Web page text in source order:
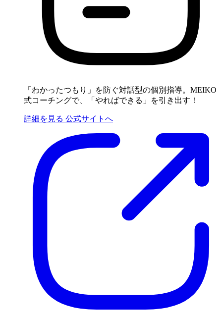
「わかったつもり」を防ぐ対話型の個別指導。MEIKO
式コーチングで、「やればできる」を引き出す！
詳細を見る 公式サイトへ